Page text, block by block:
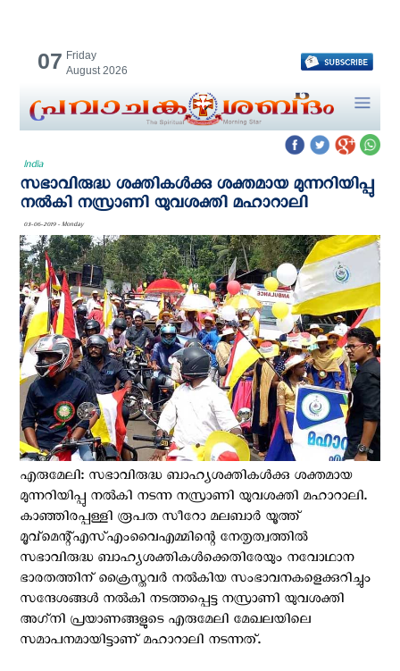
07 Friday
August 2026
India
സഭാവിരുദ്ധ ശക്തികള്‍ക്കു ശക്തമായ മുന്നറിയിപ്പു
നല്‍കി നസ്രാണി യുവശക്തി മഹാറാലി
03-06-2019 - Monday
എരുമേലി: സഭാവിരുദ്ധ ബാഹ്യശക്തികള്‍ക്കു ശക്തമായ
മുന്നറിയിപ്പു നല്‍കി നടന്ന നസ്രാണി യുവശക്തി മഹാറാലി.
കാഞ്ഞിരപ്പള്ളി രൂപത സീറോ മലബാര്‍ യൂത്ത്
മൂവ്‌മെന്റ്എസ്എംവൈഎമ്മിന്റെ നേതൃത്വത്തില്‍
സഭാവിരുദ്ധ ബാഹ്യശക്തികള്‍ക്കെതിരേയും നവോഥാന
ഭാരതത്തിന് ക്രൈസ്തവര്‍ നല്‍കിയ സംഭാവനകളെക്കുറിച്ചും
സന്ദേശങ്ങള്‍ നല്‍കി നടത്തപ്പെട്ട നസ്രാണി യുവശക്തി
അഗ്‌നി പ്രയാണങ്ങളുടെ എരുമേലി മേഖലയിലെ
സമാപനമായിട്ടാണ് മഹാറാലി നടന്നത്.